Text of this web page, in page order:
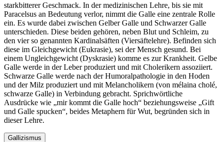
starkbitterer Geschmack. In der medizinischen Lehre, bis sie mit
Paracelsus an Bedeutung verlor, nimmt die Galle eine zentrale Rolle
ein. Es wurde dabei zwischen Gelber Galle und Schwarzer Galle
unterschieden. Diese beiden gehören, neben Blut und Schleim, zu
den vier so genannten Kardinalsäften (Viersäftelehre). Befinden sich
diese im Gleichgewicht (Eukrasie), sei der Mensch gesund. Bei
einem Ungleichgewicht (Dyskrasie) komme es zur Krankheit. Gelbe
Galle werde in der Leber produziert und mit Cholerikern assoziiert.
Schwarze Galle werde nach der Humoralpathologie in den Hoden
und der Milz produziert und mit Melancholikern (von mélaina cholé,
schwarze Galle) in Verbindung gebracht. Sprichwörtliche
Ausdrücke wie
mir kommt die Galle hoch beziehungsweise
Gift
und Galle spucken , beides Metaphern für Wut, begründen sich in
dieser Lehre.
Gallizismus